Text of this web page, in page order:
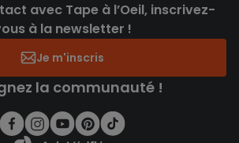
avec Tape à l’Oeil, inscrivez-
à la newsletter !
Je m'inscris
la communauté !